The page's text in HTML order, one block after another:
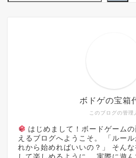
このブログの管理
ボドゲの宝箱
はじめまして！ボードゲーム
えるブログへようこそ。 「ルー
れから始めればいいの？」 そん